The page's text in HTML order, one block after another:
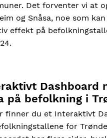
Det forventer vi at
og Snåsa, noe som kan
effekt på
Dashboard
på befolkning i
finner du et Interaktivt
for